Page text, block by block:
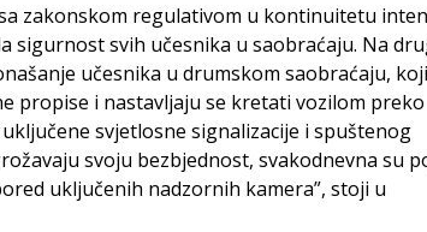
sa zakonskom regulativom u kontinuitetu
sigurnost svih učesnika u saobraćaju. Na
učesnika u drumskom saobraćaju, koji
propise i nastavljaju se kretati vozilom preko
svjetlosne signalizacije i spuštenog
svoju bezbjednost, svakodnevna su
uključenih nadzornih kamera”, stoji u